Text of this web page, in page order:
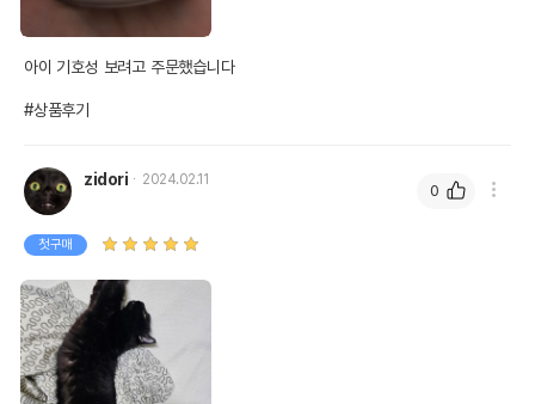
아이 기호성 보려고 주문했습니다
#상품후기
zidori 2024.02.11
첫구매
0